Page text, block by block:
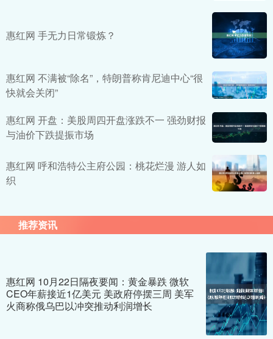
惠红网 手无力日常锻炼？
惠红网 不满被“除名”，特朗普称肯尼迪中心“很
快就会关闭”
惠红网 开盘：美股周四开盘涨跌不一 强劲财报
与油价下跌提振市场
惠红网 呼和浩特公主府公园：桃花烂漫 游人如
织
推荐资讯
惠红网 10月22日隔夜要闻：黄金暴跌 微软
CEO年薪接近1亿美元 美政府停摆三周 美军
火商称俄乌巴以冲突推动利润增长